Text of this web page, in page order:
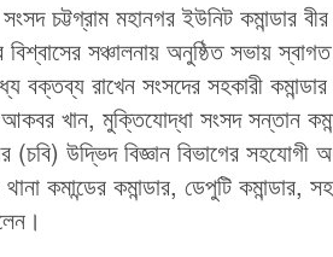
চট্টগ্রাম মহানগর ইউনিট
বিশ্বাসের সঞ্চালনায় অনুষ্ঠিত সভায়
বক্তব্য রাখেন সংসদের সহকারী
খান, মুক্তিযোদ্ধা সংসদ সন্তান
(চবি) উদ্ভিদ বিজ্ঞান বিভাগের
কমান্ডের কমান্ডার, ডেপুটি